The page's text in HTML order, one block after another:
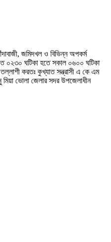
জমিদখল ও বিভিন্ন অপকর্ম
০২৩০ ঘটিকা হতে সকাল ০৬০০ ঘটিকা
করতঃ কুখ্যাত সন্ত্রাসী এ কে এম
ভোলা জেলার সদর উপজেলাধীন